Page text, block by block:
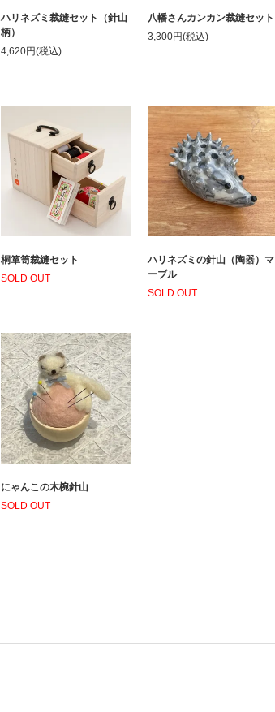
ハリネズミ裁縫セット（針山
柄）
4,620円(税込)
八幡さんカンカン裁縫セット
3,300円(税込)
桐箪笥裁縫セット
SOLD OUT
ハリネズミの針山（陶器）マ
ーブル
SOLD OUT
にゃんこの木椀針山
SOLD OUT